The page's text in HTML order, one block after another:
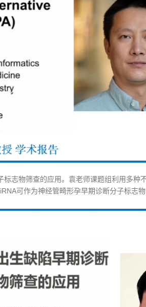
志物筛查的应用。袁老师课题组利用多种
可作为神经管畸形孕早期诊断分子标志